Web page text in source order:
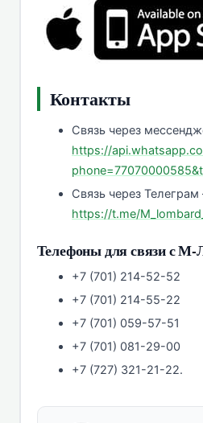
Контакты
Связь через
https://
Связь через
https://t.me/
Телефоны для связи с М-
+7 (701) 214-52-52
+7 (701) 214-55-22
+7 (701) 059-57-51
+7 (701) 081-29-00
+7 (727) 321-21-22.